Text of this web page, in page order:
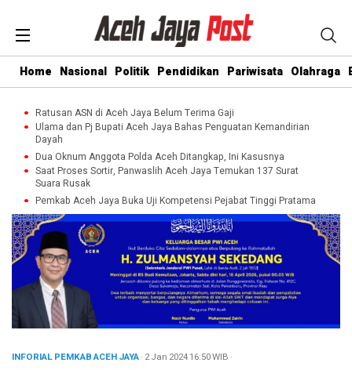
Home Nasional Politik Pendidikan Pariwisata Olahraga
Ratusan ASN di Aceh Jaya Belum Terima Gaji
Ulama dan Pj Bupati Aceh Jaya Bahas Penguatan Kemandirian
Dayah
Dua Oknum Anggota Polda Aceh Ditangkap, Ini Kasusnya
Saat Proses Sortir, Panwaslih Aceh Jaya Temukan 137 Surat
Suara Rusak
Pemkab Aceh Jaya Buka Uji Kompetensi Pejabat Tinggi Pratama
INFORIAL PEMKAB ACEH JAYA· 2 Jan 202416:50WIB ·